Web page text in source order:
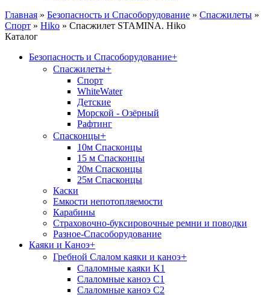
Главная » Безопасность и Спасоборудование » Спасжилеты »
Спорт » Hiko » Спасжилет STAMINA. Hiko
Каталог
Безопасность и Спасоборудование+
Спасжилеты+
Спорт
WhiteWater
Детские
Морской - Озёрный
Рафтинг
Спасконцы+
10м Спасконцы
15 м Спасконцы
20м Спасконцы
25м Спасконцы
Каски
Емкости непотопляемости
Карабины
Страховочно-буксировочные ремни и поводки
Разное-Спасоборудование
Каяки и Каноэ+
Гребной Слалом каяки и каноэ+
Слаломные каяки K1
Слаломные каноэ С1
Слаломные каноэ С2